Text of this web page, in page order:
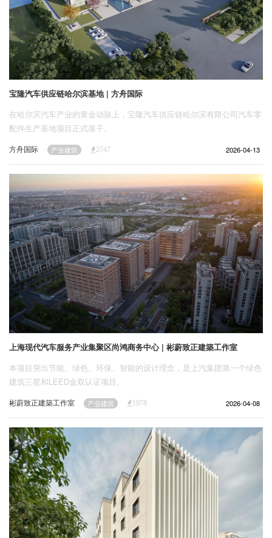
宝隆汽车供应链哈尔滨基地 | 方舟国际
在哈尔滨汽车产业的黄金动脉上，宝隆汽车供应链哈尔滨有限公司汽车零
配件生产基地项目正式落子。
方舟国际 产业建筑 2747 2026-04-13
上海现代汽车服务产业集聚区尚鸿商务中心 | 彬蔚致正建築工作室
本项目突出节能、绿色、环保、智能的设计理念，是上汽集团第一个绿色
建筑三星和LEED金双认证项目。
彬蔚致正建築工作室 产业建筑 1978 2026-04-08